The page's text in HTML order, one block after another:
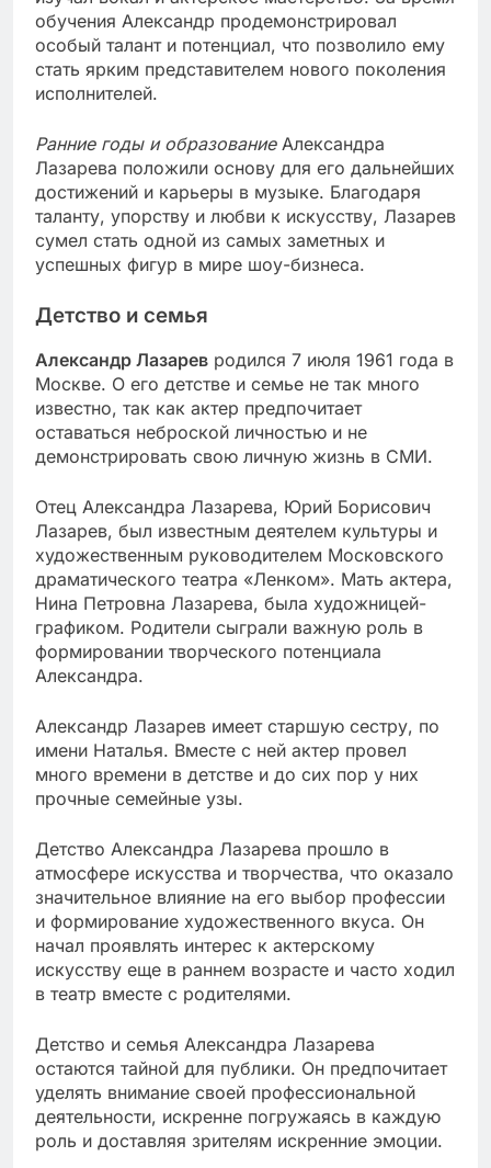
обучения Александр продемонстрировал
особый талант и потенциал, что позволило ему
стать ярким представителем нового поколения
исполнителей.
Ранние годы и образованиеАлександра
Лазарева положили основу для его дальнейших
достижений и карьеры в музыке. Благодаря
таланту, упорству и любви к искусству, Лазарев
сумел стать одной из самых заметных и
успешных фигур в мире шоу-бизнеса.
Детство и семья
Александр Лазарев родился 7 июля 1961 года в
Москве. О его детстве и семье не так много
известно, так как актер предпочитает
оставаться неброской личностью и не
демонстрировать свою личную жизнь в СМИ.
Отец Александра Лазарева, Юрий Борисович
Лазарев, был известным деятелем культуры и
художественным руководителем Московского
драматического театра «Ленком». Мать актера,
Нина Петровна Лазарева, была художницей-
графиком. Родители сыграли важную роль в
формировании творческого потенциала
Александра.
Александр Лазарев имеет старшую сестру, по
имени Наталья. Вместе с ней актер провел
много времени в детстве и до сих пор у них
прочные семейные узы.
Детство Александра Лазарева прошло в
атмосфере искусства и творчества, что оказало
значительное влияние на его выбор профессии
и формирование художественного вкуса. Он
начал проявлять интерес к актерскому
искусству еще в раннем возрасте и часто ходил
в театр вместе с родителями.
Детство и семья Александра Лазарева
остаются тайной для публики. Он предпочитает
уделять внимание своей профессиональной
деятельности, искренне погружаясь в каждую
роль и доставляя зрителям искренние эмоции.